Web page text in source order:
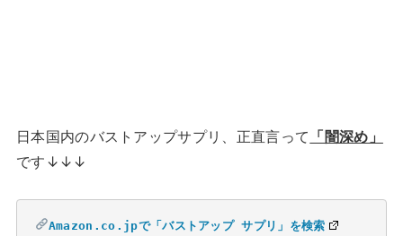
日本国内のバストアップサプリ、正直言って 「闇深め」
です↓↓↓
Amazon.co.jpで「バストアップ サプリ」を検索